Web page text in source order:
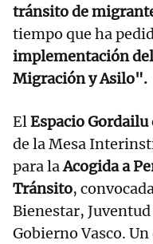
tránsito de
tiempo que ha
implementación
Migración y Asilo".
ElEspacio
de la Mesa
para laAcogida a
Tránsito,
Bienestar,
Gobierno Vasco.